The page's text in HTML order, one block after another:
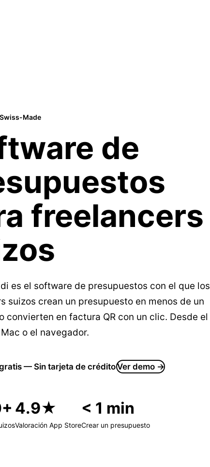
Made
de
freelancers
es el software de presupuestos con el que los
suizos crean un presupuesto en menos de un
convierten en factura QR con un clic. Desde el
o el navegador.
— Sin tarjeta de créditoVer demo →
4.9★
Valoración App Store
< 1 min
Crear un presupuesto